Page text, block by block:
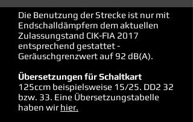
Die Benutzung der Strecke ist nur mit
Endschalldämpfern dem aktuellen
Zulassungstand CIK-FIA 2017
entsprechend gestattet -
Geräuschgrenzwert auf 92 dB(A).
Übersetzungen für Schaltkart
125ccm beispielsweise 15/25. DD2 32
bzw. 33. Eine Übersetzungstabelle
haben wir hier.